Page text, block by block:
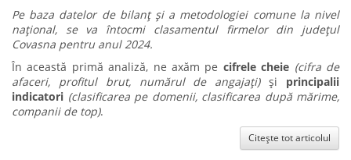
Pe baza datelor de bilanț și a metodologiei comune la nivel
național, se va întocmi clasamentul firmelor din județul
Covasna pentru anul 2024.
În această primă analiză, ne axăm pe cifrele cheie (cifra de
afaceri, profitul brut, numărul de angajați)și principalii
indicatori (clasificarea pe domenii, clasificarea după mărime,
companii de top).
Citește tot articolul